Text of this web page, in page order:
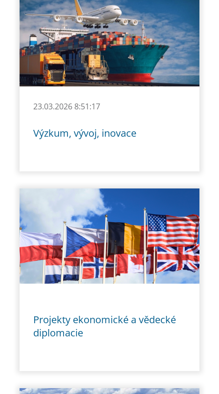
23.03.2026 8:51:17
Výzkum, vývoj, inovace
Projekty ekonomické a vědecké
diplomacie